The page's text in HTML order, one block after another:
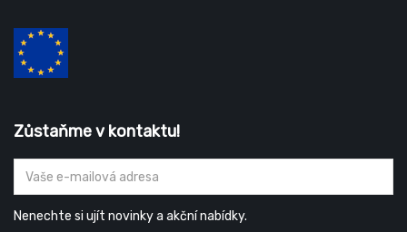
Zůstaňme v kontaktu!
Nenechte si ujít novinky a akční nabídky.